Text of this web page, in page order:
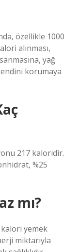
özellikle 1000
alınması,
yağ
korumaya
217 kaloridir.
%25
mı?
kalori yemek
miktarıyla